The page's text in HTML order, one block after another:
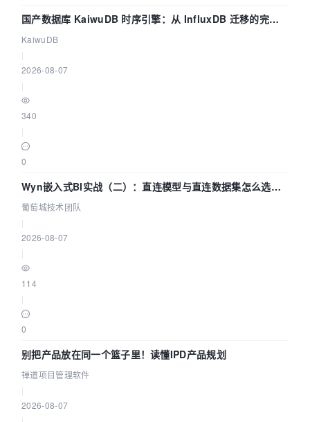
国产数据库 KaiwuDB 时序引擎：从 InfluxDB 迁移的完整
技术路径
KaiwuDB
2026-08-07
340
0
Wyn嵌入式BI实战（二）：直连模型与直连数据集怎么选，
参数为什么不生效？| 葡萄城技术团队
葡萄城技术团队
2026-08-07
114
0
别把产品放在同一个篮子里！读懂IPD产品规划
禅道项目管理软件
2026-08-07